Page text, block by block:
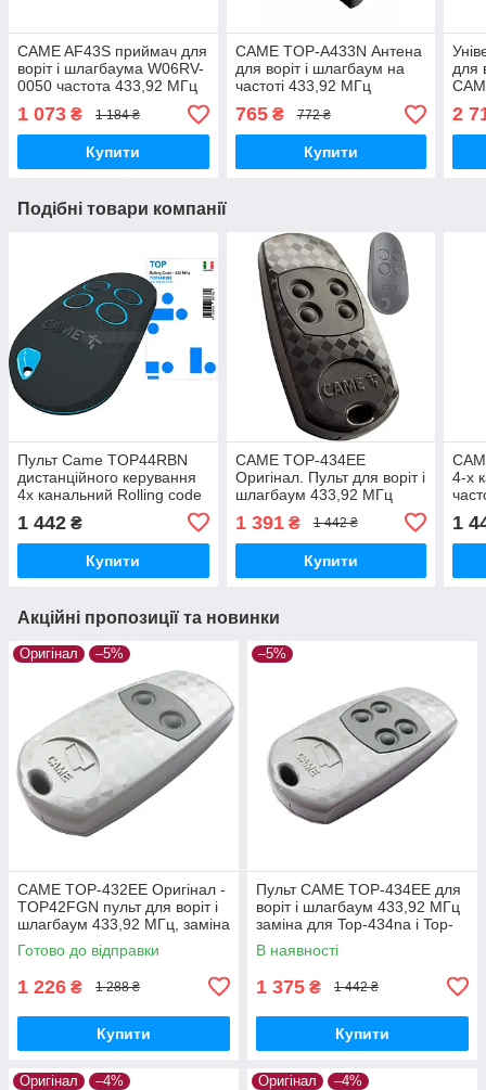
CAME AF43S приймач для
воріт і шлагбаума W06RV-
0050 частота 433,92 МГц
1 073 ₴ 1 184 ₴
Купити
CAME TOP-A433N Антена
для воріт і шлагбаум на
частоті 433,92 МГц
765₴ 772 ₴
Купити
для
2
Подібні товари компанії
Пульт Came TOP44RBN
дистанційного керування
4х канальний Rolling code
806TS-0270
1 442 ₴
Купити
CAME TOP-434EE
Оригінал. Пульт для воріт і
шлагбаум 433,92 МГц
1 391₴ 1 442 ₴
Купити
4-х
1
Акційні пропозиції та новинки
Оригінал –5%
CAME TOP-432EE Оригінал -
TOP42FGN пульт для воріт і
шлагбаум 433,92 МГц, заміна
для Top-432na і Top-432ev
Готово до відправки
1 226 ₴ 1 288 ₴
Купити
–5%
Пульт CAME TOP-434EE для
воріт і шлагбаум 433,92 МГц
заміна для Top-434na і Top-
434ev
В наявності
1 375 ₴ 1 442 ₴
Купити
Оригінал –4% Оригінал –4%